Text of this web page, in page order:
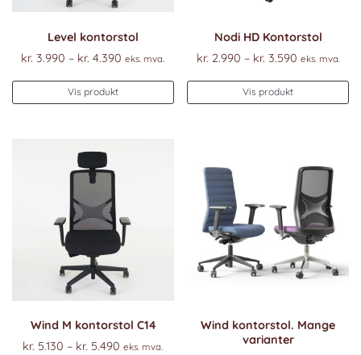
Level kontorstol
kr. 3.990 – kr. 4.390 Prisområde:
kr. 4.390
eks. mva.
Vis produkt
Dette
produktet
Alternativene
velges
produktsiden
Nodi HD Kontorstol
kr. 2.990 – kr. 3.590
kr. 3.590
eks. mva.
Vis produkt
Wind M kontorstol C14
kr. 5.130 – kr. 5.490 Prisområde:
eks. mva.
Wind kontorstol. Mange
varianter